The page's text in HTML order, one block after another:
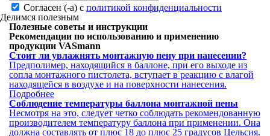
Согласен (-а) с политикой конфиденциальности
Делимся полезным
Полезные советы и инструкции
Рекомендации по использованию и применению
продукции VASmann
Стоит ли увлажнять монтажную пену при нанесении?
Предполимер, находящийся в баллоне, при его выходе из
сопла монтажного пистолета, вступает в реакцию с влагой
находящейся в воздухе и на поверхности нанесения.
Подробнее
Соблюдение температуры баллона монтажной пены
Несмотря на это, следует четко соблюдать рекомендованную
производителем температуру баллона при применении. Она
должна составлять от плюс 18 до плюс 25 градусов Цельсия.